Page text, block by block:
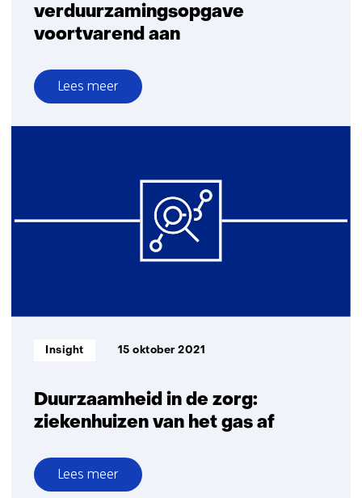
verduurzamingsopgave
voortvarend aan
Lees meer
over
Ziekenhuizen
Duurzaamheid in de zorg:
ziekenhuizen van het gas af
Informatietype:
Insight 15 oktober 2021
Lees meer
over